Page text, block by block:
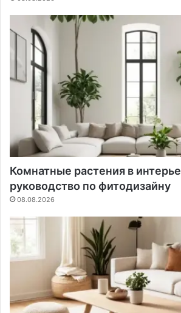
Комнатные растения в
руководство по фитодизайну
08.08.2026